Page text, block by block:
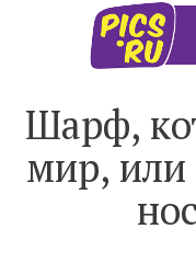
Шарф,
мир, или